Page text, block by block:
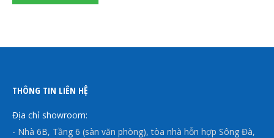
THÔNG TIN LIÊN HỆ
Địa chỉ showroom:
- Nhà 6B, Tầng 6 (sàn văn phòng), tòa nhà hỗn hợp Sông Đà,